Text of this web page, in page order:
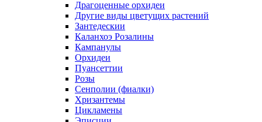
Драгоценные орхидеи
Другие виды цветущих растений
Зантедескии
Каланхоэ Розалины
Кампанулы
Орхидеи
Пуансеттии
Розы
Сенполии (фиалки)
Хризантемы
Цикламены